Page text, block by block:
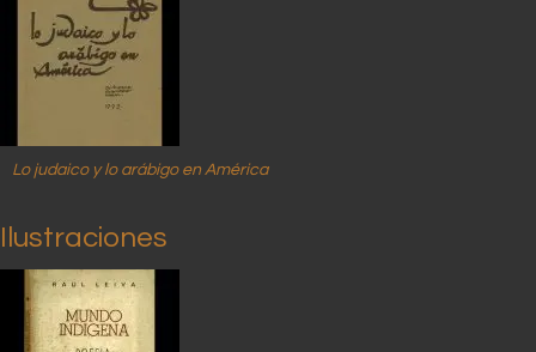
Lo judaico y lo arábigo en América
Ilustraciones